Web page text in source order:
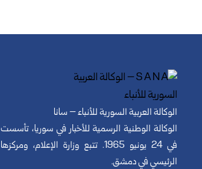
الوكالة العربية السورية للأنباء – سانا
الوكالة الوطنية الرسمية للأخبار في سوريا، تأسست
في 24 يونيو 1965. تتبع وزارة الإعلام، ومركزها
الرئيسي في دمشق.